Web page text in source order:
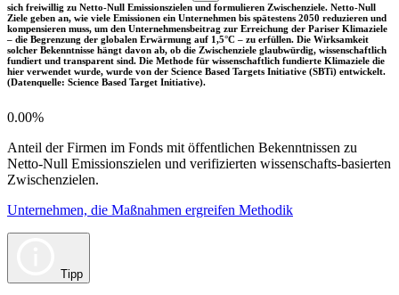
sich freiwillig zu Netto-Null Emissionszielen und formulieren Zwischenziele. Netto-Null
Ziele geben an, wie viele Emissionen ein Unternehmen bis spätestens 2050 reduzieren und
kompensieren muss, um den Unternehmensbeitrag zur Erreichung der Pariser Klimaziele
– die Begrenzung der globalen Erwärmung auf 1,5°C – zu erfüllen. Die Wirksamkeit
solcher Bekenntnisse hängt davon ab, ob die Zwischenziele glaubwürdig, wissenschaftlich
fundiert und transparent sind. Die Methode für wissenschaftlich fundierte Klimaziele die
hier verwendet wurde, wurde von der Science Based Targets Initiative (SBTi) entwickelt.
(Datenquelle: Science Based Target Initiative).
0.00%
Anteil der Firmen im Fonds mit öffentlichen Bekenntnissen zu
Netto-Null Emissionszielen und verifizierten wissenschafts-basierten
Zwischenzielen.
Unternehmen, die Maßnahmen ergreifen Methodik
Tipp